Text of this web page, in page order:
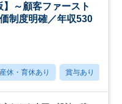
】～顧客ファースト
制度明確／年収530
産休・育休あり 賞与あり